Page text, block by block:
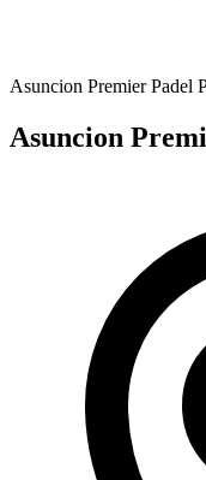
Asuncion Premier Padel
Asuncion